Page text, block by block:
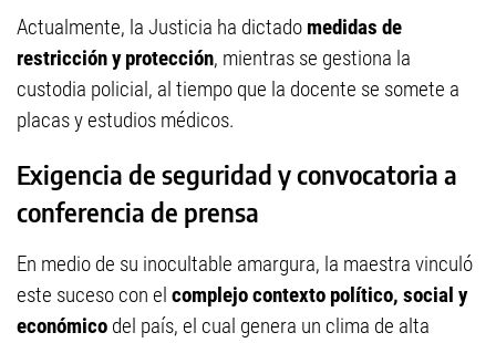
Actualmente, la Justicia ha dictado medidas de
restricción y protección, mientras se gestiona la
custodia policial, al tiempo que la docente se somete a
placas y estudios médicos.
Exigencia de seguridad y convocatoria a
conferencia de prensa
En medio de su inocultable amargura, la maestra vinculó
este suceso con el complejo contexto político, social y
económico del país, el cual genera un clima de alta